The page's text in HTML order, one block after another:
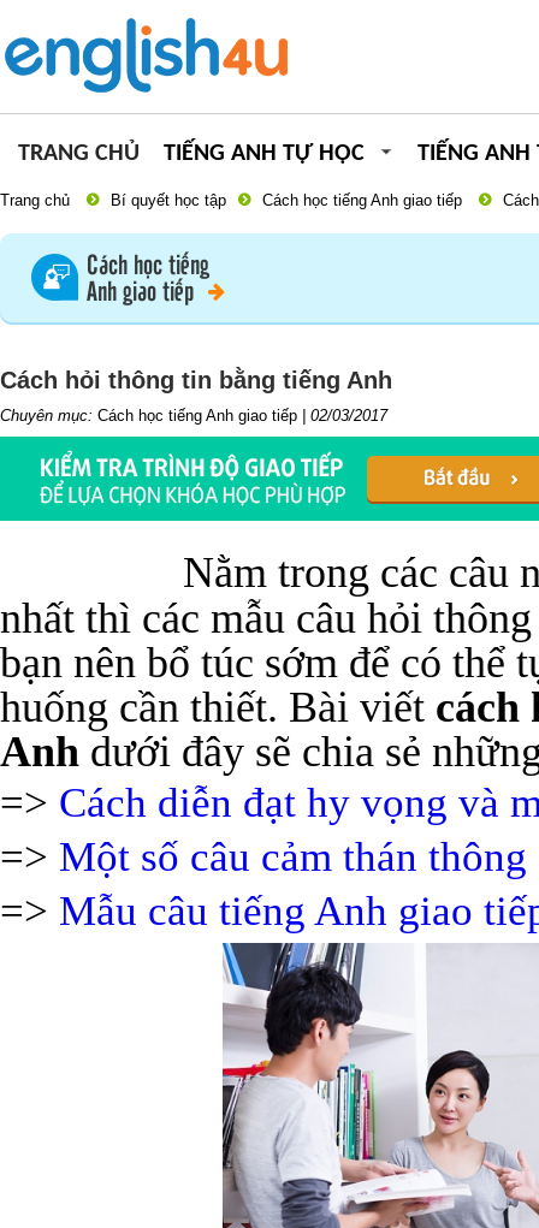
TRANG CHỦ TIẾNG ANH TỰ HỌC TIẾNG ANH
Trang chủ Bí quyết học tập Cách học tiếng Anh giao tiếp
Cách học tiếng
Anh giao tiếp
Cách hỏi thông tin bằng tiếng Anh
Chuyên mục: Cách học tiếng Anh giao tiếp 02/03/2017
Nằm trong các câu
nhất thì các mẫu câu hỏi
bạn nên bổ túc sớm để có thể
huống cần thiết. Bài viết cách
Anh dưới đây sẽ chia sẻ
=> Cách diễn đạt hy vọng và
=> Một số câu cảm thán
=> Mẫu câu tiếng Anh giao